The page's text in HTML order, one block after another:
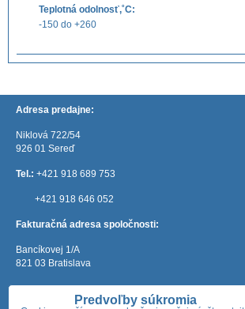
Teplotná odolnosť,˚C:
-150 do +260
Adresa predajne:
Niklová 722/54
926 01 Sereď
Tel.: +421 918 689 753
+421 918 646 052
Fakturačná adresa spoločnosti:
Bancíkovej 1/A
821 03 Bratislava
Predvoľby súkromia